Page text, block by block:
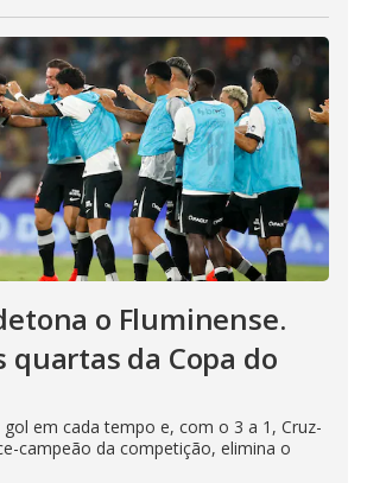
o Fluminense.
quartas da Copa do
em cada tempo e, com o 3 a 1, Cruz-
campeão da competição, elimina o